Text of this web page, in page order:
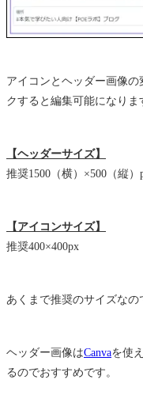
アイコンとヘッダー画像
クすると編集可能になりま
【ヘッダーサイズ】
推奨1500（横）×500（縦）
【アイコンサイズ】
推奨400×400px
あくまで推奨のサイズなの
ヘッダー画像はCanvaを使
るのでおすすめです。